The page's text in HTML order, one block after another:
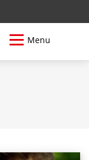
Menu